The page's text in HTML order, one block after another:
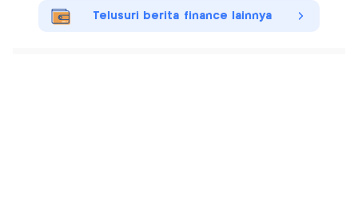
Telusuri berita finance lainnya